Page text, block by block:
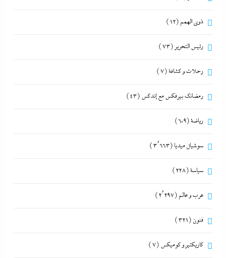
ذوى الهمم (12)
رئيس التحرير (73)
رحلات و كشافة(7)
رمضانك بيرفكس مع إندكس (43)
رياضة(609)
سوشيال ميديا (3٬663)
سياسة(228)
عرب و عالم (2٬297)
فنون (321)
كاريكتير و كوميكس (7)